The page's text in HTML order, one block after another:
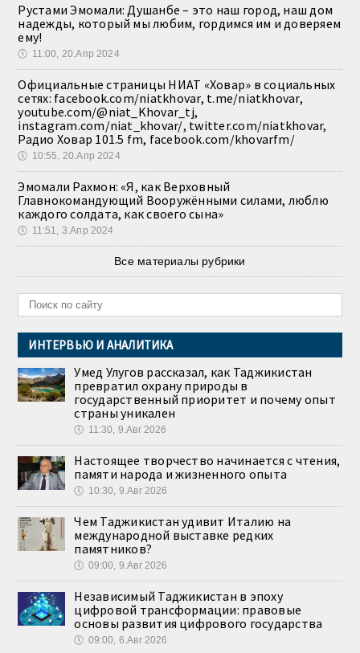
Рустами Эмомали: Душанбе – это наш город, наш дом
надежды, который мы любим, гордимся им и доверяем
ему!
🕔 11:00, 20.Апр 2024
Официальные страницы НИАТ «Ховар» в социальных
сетях: facebook.com/niatkhovar, t.me/niatkhovar,
youtube.com/@niat_Khovar_tj,
instagram.com/niat_khovar/, twitter.com/niatkhovar,
Радио Ховар 101.5 fm, facebook.com/khovarfm/
🕔 10:55, 20.Апр 2024
Эмомали Рахмон: «Я, как Верховный
Главнокомандующий Вооружёнными силами, люблю
каждого солдата, как своего сына»
🕔 11:51, 3.Апр 2024
Все материалы рубрики
ИНТЕРВЬЮ И АНАЛИТИКА
Умед Улугов рассказал, как Таджикистан
превратил охрану природы в
государственный приоритет и почему опыт
страны уникален
🕔 11:30, 9.Авг 2026
Настоящее творчество начинается с чтения,
памяти народа и жизненного опыта
🕔 10:30, 9.Авг 2026
Чем Таджикистан удивит Италию на
международной выставке редких
памятников?
🕔 09:00, 9.Авг 2026
Независимый Таджикистан в эпоху
цифровой трансформации: правовые
основы развития цифрового государства
🕔 09:00, 6.Авг 2026